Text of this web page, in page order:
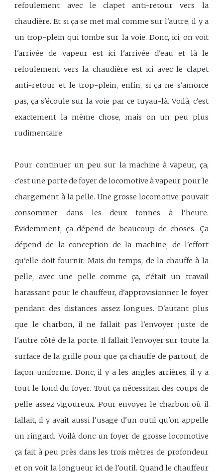
refoulement avec le clapet anti-retour vers la
chaudière. Et si ça se met mal comme sur l'autre, il y a
un trop-plein qui tombe sur la voie. Donc, ici, on voit
l'arrivée de vapeur est ici l'arrivée d'eau et là le
refoulement vers la chaudière est ici avec le clapet
anti-retour et le trop-plein, enfin, si ça ne s'amorce
pas, ça s'écoule sur la voie par ce tuyau-là. Voilà, c'est
exactement la même chose, mais on un peu plus
rudimentaire.
Pour continuer un peu sur la machine à vapeur, ça,
c'est une porte de foyer de locomotive à vapeur pour le
chargement à la pelle. Une grosse locomotive pouvait
consommer dans les deux tonnes à l'heure.
Évidemment, ça dépend de beaucoup de choses. Ça
dépend de la conception de la machine, de l'effort
qu'elle doit fournir. Mais du temps, de la chauffe à la
pelle, avec une pelle comme ça, c'était un travail
harassant pour le chauffeur, d'approvisionner le foyer
pendant des distances assez longues. D'autant plus
que le charbon, il ne fallait pas l'envoyer juste de
l'autre côté de la porte. Il fallait l'envoyer sur toute la
surface de la grille pour que ça chauffe de partout, de
façon uniforme. Donc, il y a les angles arrières, il y a
tout le fond du foyer. Tout ça nécessitait des coups de
pelle assez vigoureux. Pour envoyer le charbon où il
fallait, il y avait aussi l'usage d'un outil qu'on appelle
un ringard. Voilà donc un foyer de grosse locomotive
ça fait à peu près dans les trois mètres de profondeur
et on voit la longueur ici de l'outil. Quand le chauffeur